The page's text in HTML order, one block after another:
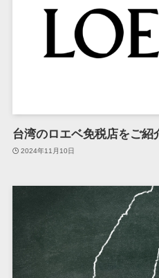
台湾のロエベ免税店をご
2024年11月10日